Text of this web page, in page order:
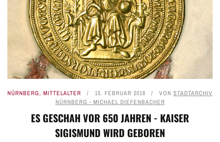
NÜRNBERG, MITTELALTER 15. FEBRUAR 2018 VON STADTARCHIV
NÜRNBERG - MICHAEL DIEFENBACHER
ES GESCHAH VOR 650 JAHREN - KAISER
SIGISMUND WIRD GEBOREN